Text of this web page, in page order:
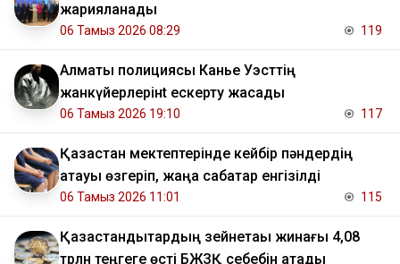
жарияланады
06 Тамыз 2026 08:29 119
Алматы полициясы Канье Уэсттің
жанкүйерлерінt ескерту жасады
06 Тамыз 2026 19:10 117
Қазақстан мектептерінде кейбір пәндердің
атауы өзгеріп, жаңа сабақтар енгізілді
06 Тамыз 2026 11:01 115
Қазақстандықтардың зейнетақы жинағы 4,08
трлн теңгеге өсті БЖЗҚ себебін атады